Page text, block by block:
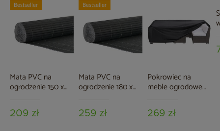
Mata PVC na
ogrodzenie 150 x
209 zł
Bestseller
Mata PVC na
ogrodzenie 180 x
259 zł
Bestseller
Pokrowiec na
meble ogrodowe
czarny
269 zł